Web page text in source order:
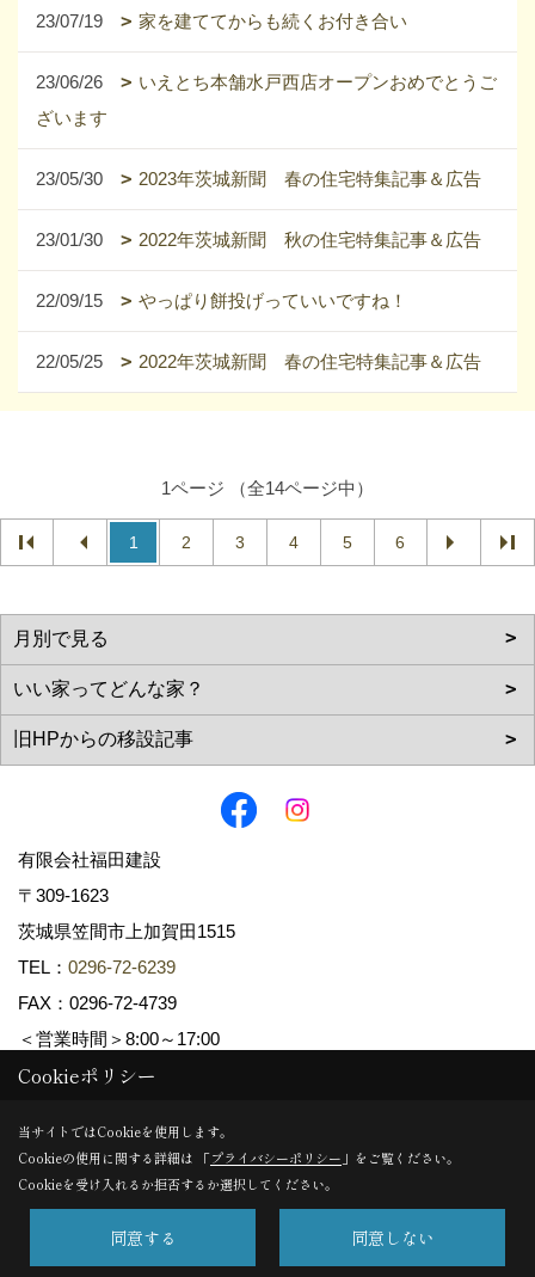
23/07/19 家を建ててからも続くお付き合い
23/06/26
いえとち本舗水戸西店オープンおめでとうご
ざいます
23/05/30 2023年茨城新聞 春の住宅特集記事＆広告
23/01/30 2022年茨城新聞 秋の住宅特集記事＆広告
22/09/15 やっぱり餅投げっていいですね！
22/05/25 2022年茨城新聞 春の住宅特集記事＆広告
1ページ （全14ページ中）
1 2 3 4 5 6
有限会社福田建設
〒309-1623
茨城県笠間市上加賀田1515
TEL： 0296-72-6239
FAX：0296-72-4739
＜営業時間＞8:00～17:00
Copyright (c) fukudakensetsu. All Rights Reserved.
Produced byゴデスクリエイト
Cookieポリシー
当サイトではCookieを使用します。
Cookieの使用に関する詳細は 「プライバシーポリシー 」をご覧ください。
Cookieを受け入れるか拒否するか選択してください。
同意する 同意しない